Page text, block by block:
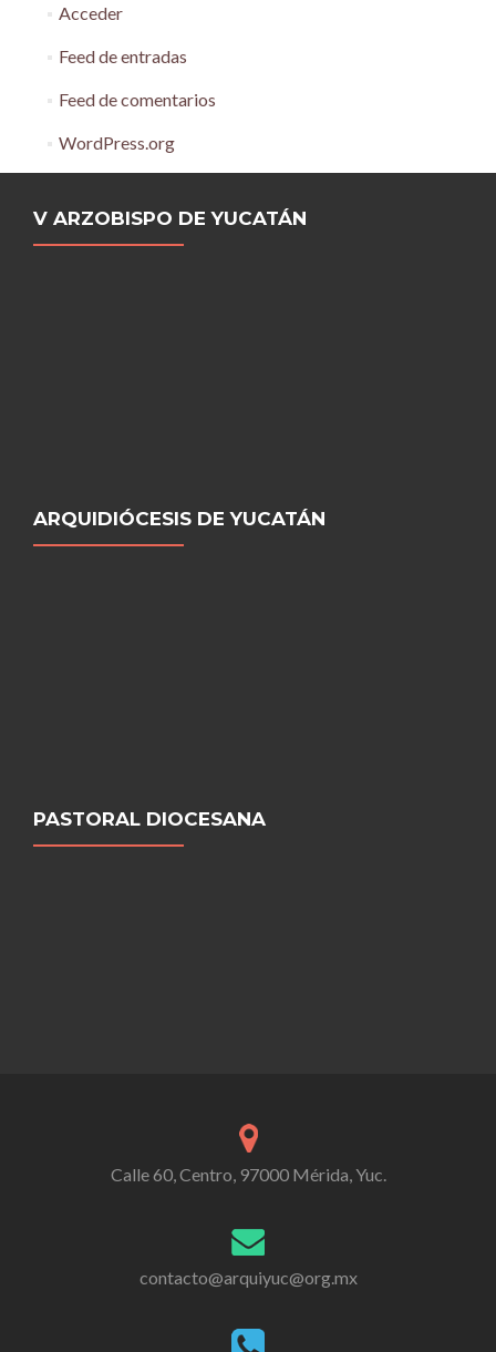
Acceder
Feed de entradas
Feed de comentarios
WordPress.org
V ARZOBISPO DE YUCATÁN
ARQUIDIÓCESIS DE YUCATÁN
PASTORAL DIOCESANA
Calle 60, Centro, 97000 Mérida, Yuc.
contacto@arquiyuc@org.mx